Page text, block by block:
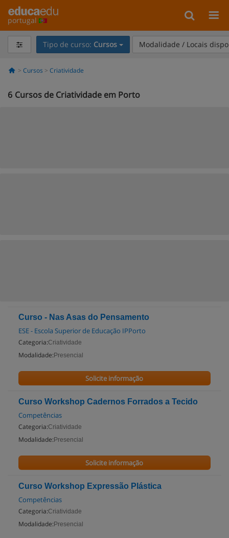
portugal
Tipo de curso: Cursos Modalidade / Locais
Cursos Criatividade
6 Cursos de Criatividade em Porto
Curso - Nas Asas do Pensamento
ESE - Escola Superior de Educação IPPorto
Categoria:Criatividade
Modalidade: Presencial
Solicite informação
Curso Workshop Cadernos Forrados a Tecido
Competências
Categoria:Criatividade
Modalidade: Presencial
Solicite informação
Curso Workshop Expressão Plástica
Competências
Categoria:Criatividade
Modalidade: Presencial